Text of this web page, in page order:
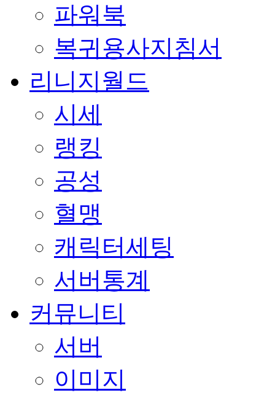
파워북
복귀용사지침서
리니지월드
시세
랭킹
공성
혈맹
캐릭터세팅
서버통계
커뮤니티
서버
이미지